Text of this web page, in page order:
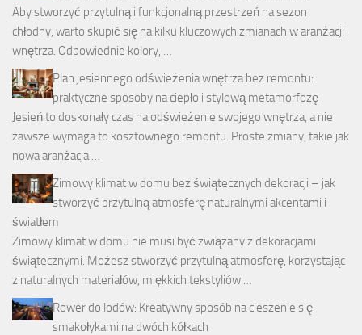
Aby stworzyć przytulną i funkcjonalną przestrzeń na sezon
chłodny, warto skupić się na kilku kluczowych zmianach w aranżacji
wnętrza. Odpowiednie kolory, …
Plan jesiennego odświeżenia wnętrza bez remontu:
praktyczne sposoby na ciepło i stylową metamorfozę
Jesień to doskonały czas na odświeżenie swojego wnętrza, a nie
zawsze wymaga to kosztownego remontu. Proste zmiany, takie jak
nowa aranżacja …
Zimowy klimat w domu bez świątecznych dekoracji – jak
stworzyć przytulną atmosferę naturalnymi akcentami i
światłem
Zimowy klimat w domu nie musi być związany z dekoracjami
świątecznymi. Możesz stworzyć przytulną atmosferę, korzystając
z naturalnych materiałów, miękkich tekstyliów …
Rower do lodów: Kreatywny sposób na cieszenie się
smakołykami na dwóch kółkach